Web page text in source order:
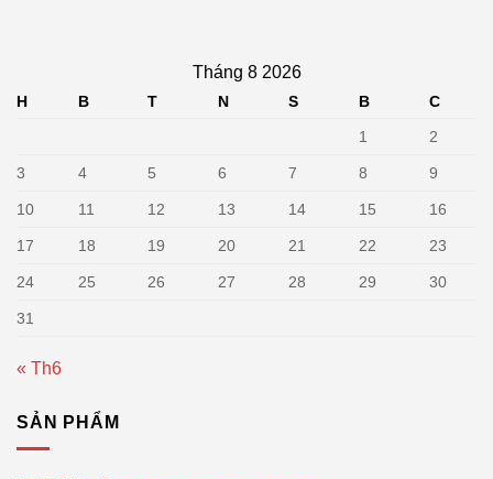
Tháng 8 2026
H B T N S B
C
1
2
3 4 5 6 7 8 9
10 11 12 13 14 15 16
17 18 19 20 21 22 23
24 25 26 27 28 29 30
31
« Th6
SẢN PHẨM